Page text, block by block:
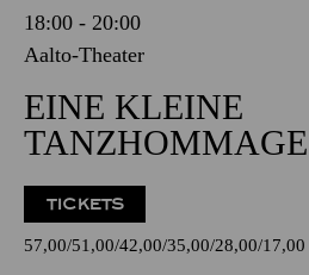
18:00 - 20:00
Aalto-Theater
EINE KLEINE
TANZHOMMAGE
TICKETS
57,00 51,00 42,00 35,00 28,00 17,00